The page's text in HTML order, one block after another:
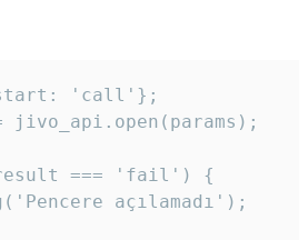
'call'};
=== 'fail') {
açılamadı');